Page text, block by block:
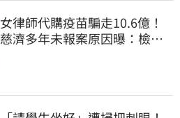
女律師代購疫苗騙走10.6億！
慈濟多年未報案原因曝：檢警